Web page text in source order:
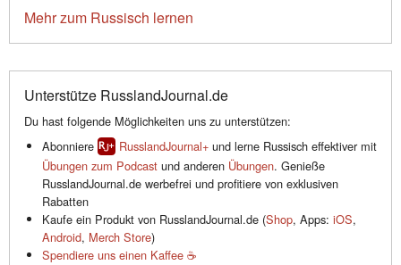
Mehr zum Russisch lernen
Unterstütze RusslandJournal.de
Du hast folgende Möglichkeiten uns zu unterstützen:
Abonniere
RusslandJournal+ und lerne Russisch effektiver mit
Übungen zum Podcast und anderen Übungen. Genieße
RusslandJournal.de werbefrei und profitiere von exklusiven
Rabatten
Kaufe ein Produkt von RusslandJournal.de (Shop, Apps: iOS,
Android, Merch Store)
Spendiere uns einen Kaffee ☕️